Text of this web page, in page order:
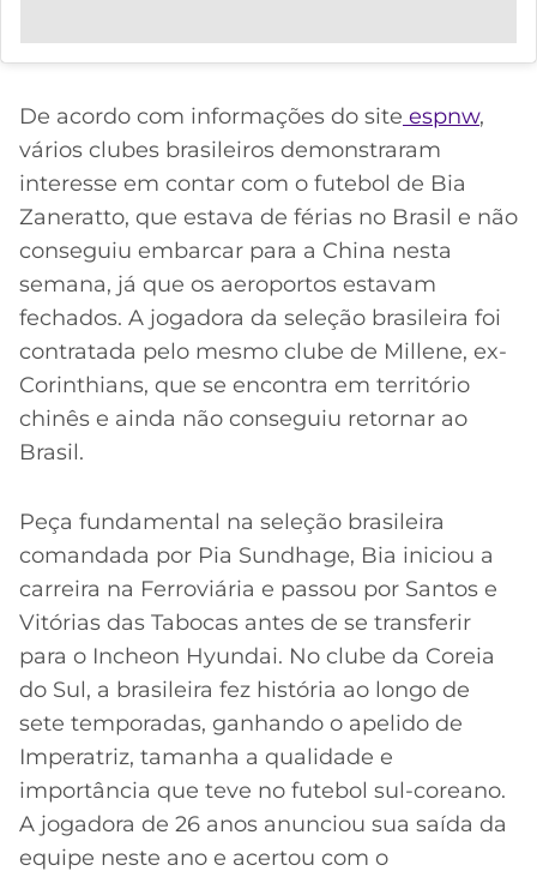
De acordo com informações do site espnw,
vários clubes brasileiros demonstraram
interesse em contar com o futebol de Bia
Zaneratto, que estava de férias no Brasil e não
conseguiu embarcar para a China nesta
semana, já que os aeroportos estavam
fechados. A jogadora da seleção brasileira foi
contratada pelo mesmo clube de Millene, ex-
Corinthians, que se encontra em território
chinês e ainda não conseguiu retornar ao
Brasil.
Peça fundamental na seleção brasileira
comandada por Pia Sundhage, Bia iniciou a
carreira na Ferroviária e passou por Santos e
Vitórias das Tabocas antes de se transferir
para o Incheon Hyundai. No clube da Coreia
do Sul, a brasileira fez história ao longo de
sete temporadas, ganhando o apelido de
Imperatriz, tamanha a qualidade e
importância que teve no futebol sul-coreano.
A jogadora de 26 anos anunciou sua saída da
equipe neste ano e acertou com o